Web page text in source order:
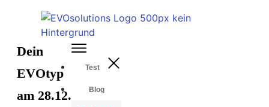
Test
Blog
Dein
EVOtyp
am 28.12.